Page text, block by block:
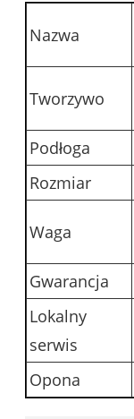
Nazwa
Tworzywo
Podłoga
Rozmiar
Waga
Gwarancja
Lokalny
serwis
Opona